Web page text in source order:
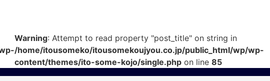
Warning: Attempt to read property "post_title" on string in
/home/itousomeko/itousomekoujyou.co.jp/public_html/wp/wp-
content/themes/ito-some-kojo/single.php on line 85